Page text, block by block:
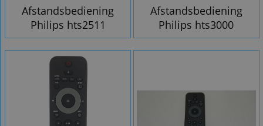
Afstandsbediening
Philips hts2511
Afstandsbediening
Philips hts3000